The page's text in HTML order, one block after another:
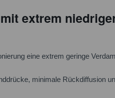
extrem
eine extrem geringe
minimale Rückdiffusion